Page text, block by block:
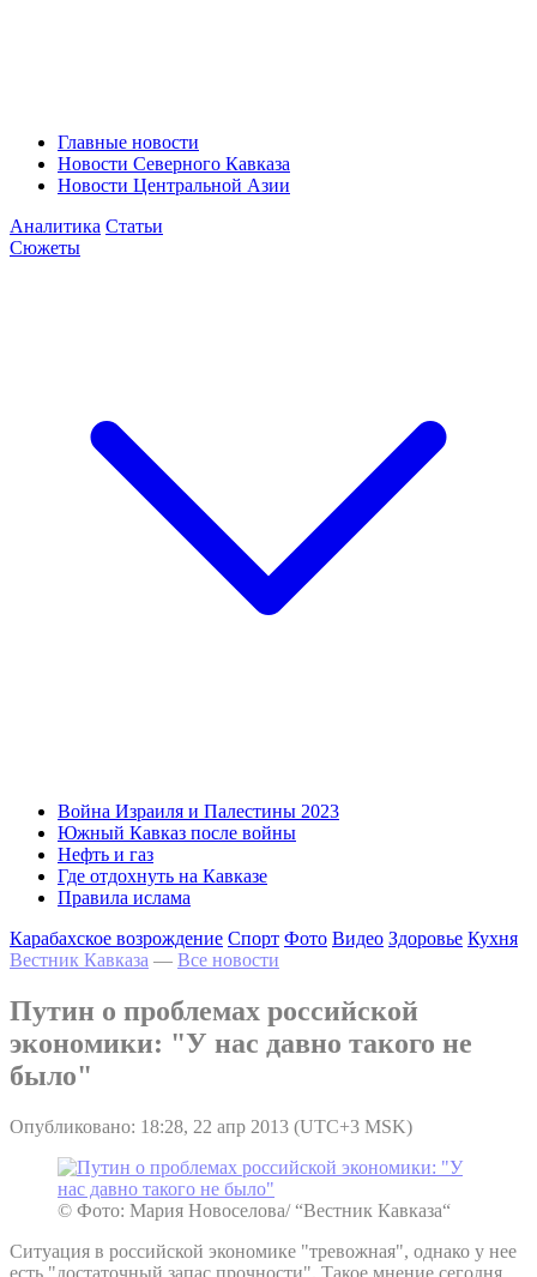
Главные новости
Новости Северного Кавказа
Новости Центральной Азии
Аналитика Статьи
Сюжеты
Война Израиля и Палестины 2023
Южный Кавказ после войны
Нефть и газ
Где отдохнуть на Кавказе
Правила ислама
Карабахское возрождение Спорт Фото Видео Здоровье Кухня
Вестник Кавказа — Все новости
Путин о проблемах российской
экономики: "У нас давно такого не
было"
Опубликовано: 18:28, 22 апр 2013 (UTC+3 MSK)
© Фото: Мария Новоселова/ “Вестник Кавказа“
Ситуация в российской экономике "тревожная", однако у нее
есть "достаточный запас прочности". Такое мнение сегодня